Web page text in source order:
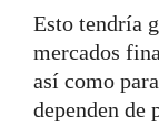
Esto tendría
mercados
así como
dependen de